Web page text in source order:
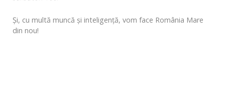
Și, cu multă muncă și inteligență, vom face România Mare
din nou!